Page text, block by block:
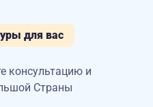
для вас
консультацию и
Страны